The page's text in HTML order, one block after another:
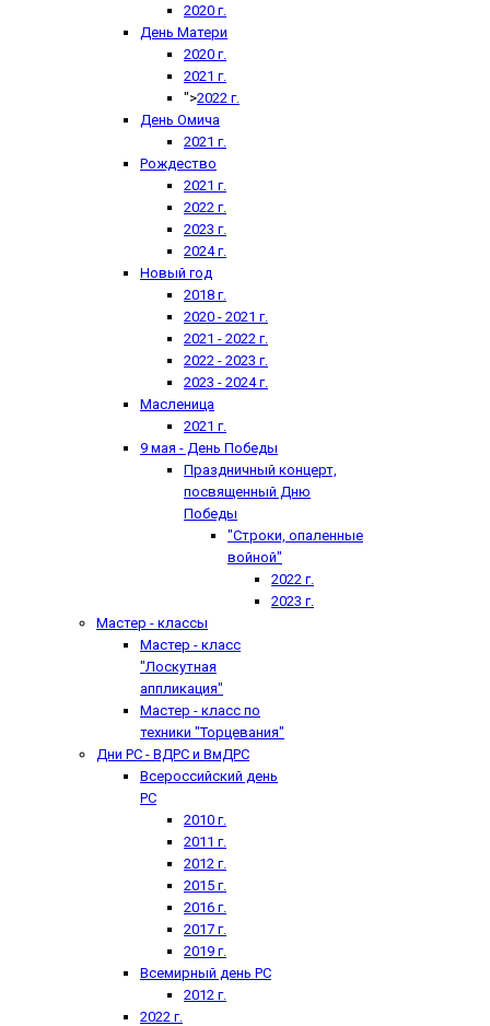
2020 г.
День Матери
2020 г.
2021 г.
">2022 г.
День Омича
2021 г.
Рождество
2021 г.
2022 г.
2023 г.
2024 г.
Новый год
2018 г.
2020 - 2021 г.
2021 - 2022 г.
2022 - 2023 г.
2023 - 2024 г.
Масленица
2021 г.
9 мая - День Победы
Праздничный концерт,
посвященный Дню
Победы
"Строки, опаленные
войной"
2022 г.
2023 г.
Мастер - классы
Мастер - класс
"Лоскутная
аппликация"
Мастер - класс по
техники "Торцевания"
Дни РС - ВДРС и ВмДРС
Всероссийский день
РС
2010 г.
2011 г.
2012 г.
2015 г.
2016 г.
2017 г.
2019 г.
Всемирный день РС
2012 г.
2022 г.